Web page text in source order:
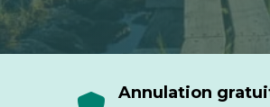
Annulation